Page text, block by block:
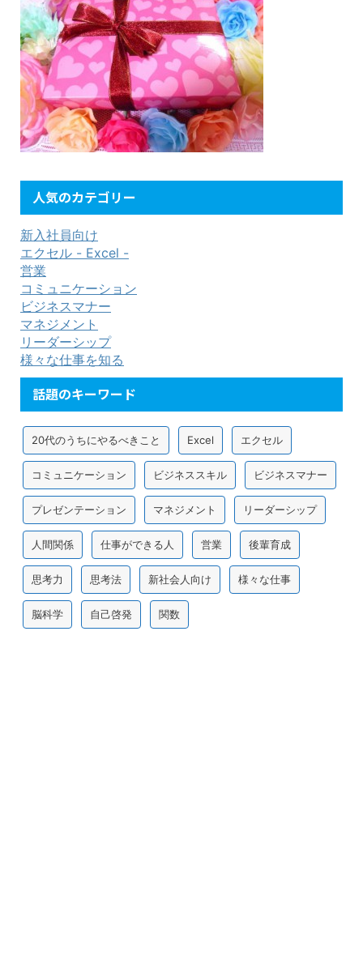
人気のカテゴリー
新入社員向け
エクセル - Excel -
営業
コミュニケーション
ビジネスマナー
マネジメント
リーダーシップ
様々な仕事を知る
話題のキーワード
20代のうちにやるべきこと Excel エクセル
コミュニケーション ビジネススキル ビジネスマナー
プレゼンテーション マネジメント リーダーシップ
人間関係 仕事ができる人 営業 後輩育成
思考力 思考法 新社会人向け 様々な仕事
脳科学 自己啓発 関数